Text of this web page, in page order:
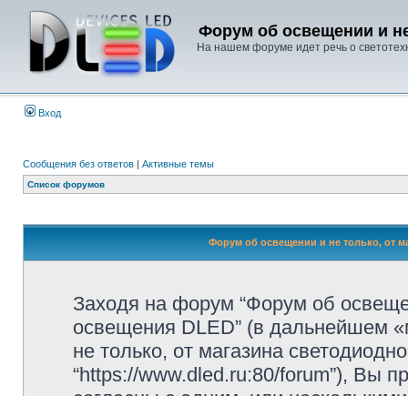
Форум об освещении и
На нашем форуме идет речь о
Вход
Сообщения без ответов | Активные темы
Список форумов
Форум об освещении и не только, от
Заходя на форум “Форум об
освещения DLED” (в дальнейшем
не только, от магазина
“https://www.dled.ru:80/forum”), Вы